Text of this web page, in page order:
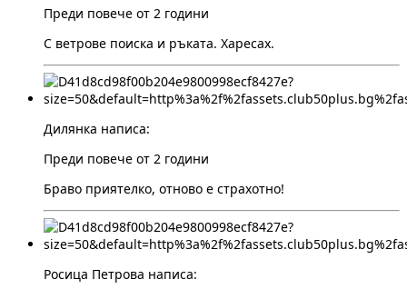
Преди повече от 2 години
С ветрове поиска и ръката. Харесах.
Дилянка написа:
Преди повече от 2 години
Браво приятелко, отново е страхотно!
Росица Петрова написа: